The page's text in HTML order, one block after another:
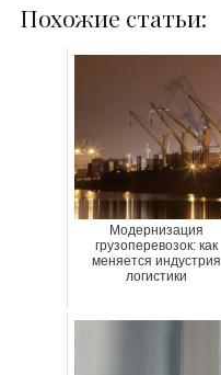
Похожие статьи:
Модернизация
грузоперевозок: как
меняется индустрия
логистики